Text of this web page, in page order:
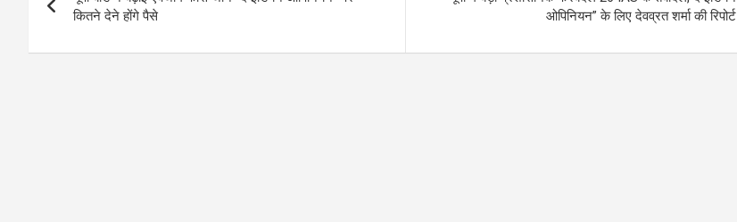
p
p
o
k
navigation
कितने देने होंगे पैसे
ओपिनियन” के लिए देवव्रत शर्मा की रिपोर्ट